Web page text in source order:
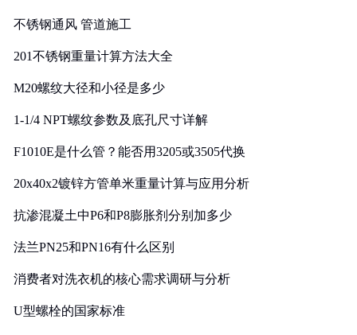
不锈钢通风 管道施工
201不锈钢重量计算方法大全
M20螺纹大径和小径是多少
1-1/4 NPT螺纹参数及底孔尺寸详解
F1010E是什么管？能否用3205或3505代换
20x40x2镀锌方管单米重量计算与应用分析
抗渗混凝土中P6和P8膨胀剂分别加多少
法兰PN25和PN16有什么区别
消费者对洗衣机的核心需求调研与分析
U型螺栓的国家标准